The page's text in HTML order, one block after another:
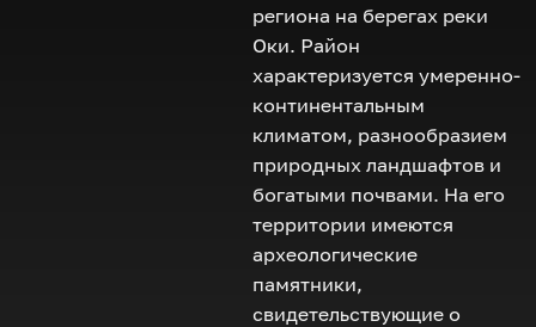
региона на берегах реки
Оки. Район
характеризуется умеренно-
континентальным
климатом, разнообразием
природных ландшафтов и
богатыми почвами. На его
территории имеются
археологические
памятники,
свидетельствующие о